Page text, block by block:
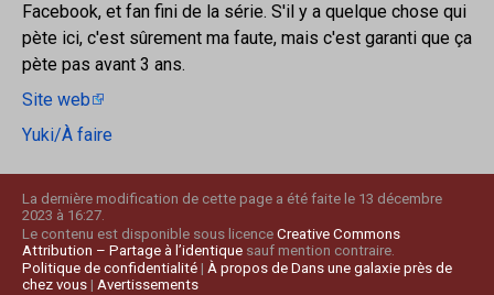
Facebook, et fan fini de la série. S'il y a quelque chose qui
pète ici, c'est sûrement ma faute, mais c'est garanti que ça
pète pas avant 3 ans.
Site web
Yuki/À faire
La dernière modification de cette page a été faite le 13 décembre
2023 à 16:27.
Le contenu est disponible sous licence Creative Commons
Attribution – Partage à l’identique sauf mention contraire.
Politique de confidentialité À propos de Dans une galaxie près de
chez vous Avertissements